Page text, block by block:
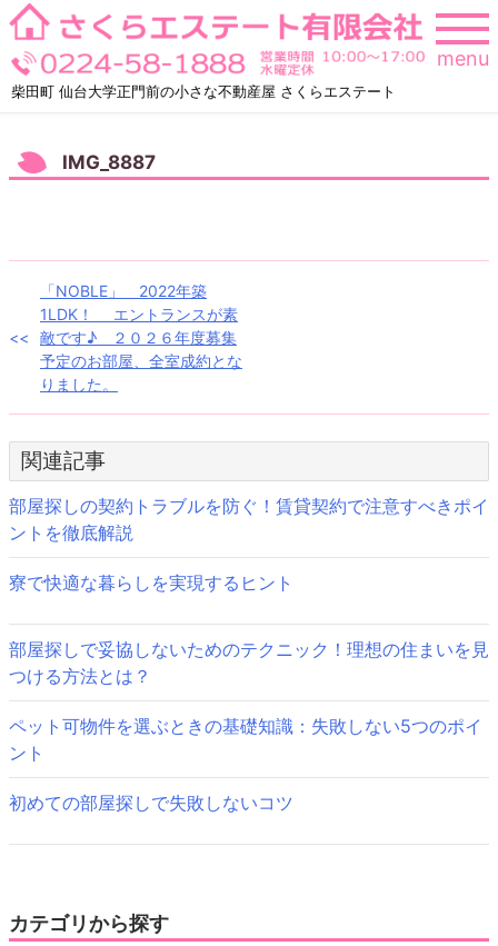
Skip
to
content
柴田町 仙台大学正門前の小さな不動産屋 さくらエステート
menu
IMG_8887
稿
ビ
ゲ
ー
シ
ョ
ン
「NOBLE」 2022年築
1LDK！ エントランスが素
敵です♪ ２０２６年度募集
予定のお部屋、全室成約とな
りました。
関連記事
部屋探しの契約トラブルを防ぐ！賃貸契約で注意すべきポイ
ントを徹底解説
寮で快適な暮らしを実現するヒント
部屋探しで妥協しないためのテクニック！理想の住まいを見
つける方法とは？
ペット可物件を選ぶときの基礎知識：失敗しない5つのポイ
ント
初めての部屋探しで失敗しないコツ
カテゴリから探す